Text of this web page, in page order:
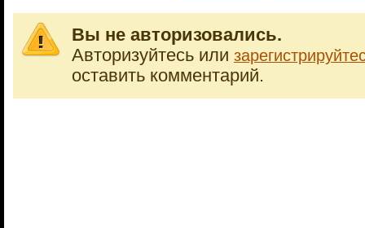
Вы не авторизовались.
Авторизуйтесь или
оставить комментарий.